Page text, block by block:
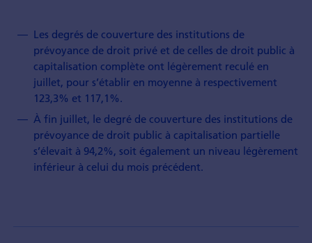
Les degrés de couverture des institutions de
prévoyance de droit privé et de celles de droit public à
capitalisation complète ont légèrement reculé en
juillet, pour s’établir en moyenne à respectivement
123,3% et 117,1%.
À fin juillet, le degré de couverture des institutions de
prévoyance de droit public à capitalisation partielle
s’élevait à 94,2%, soit également un niveau légèrement
inférieur à celui du mois précédent.